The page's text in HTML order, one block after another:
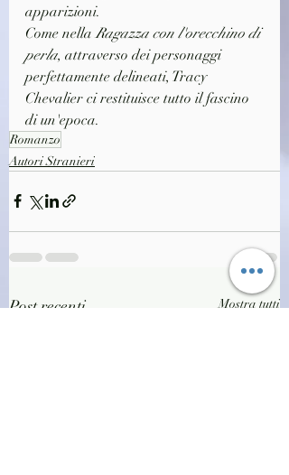
apparizioni.
Come nella Ragazza con l'orecchino di
perla, attraverso dei personaggi
perfettamente delineati, Tracy
Chevalier ci restituisce tutto il fascino
di un'epoca.
Romanzo
Autori Stranieri
Post recenti Mostra tutti